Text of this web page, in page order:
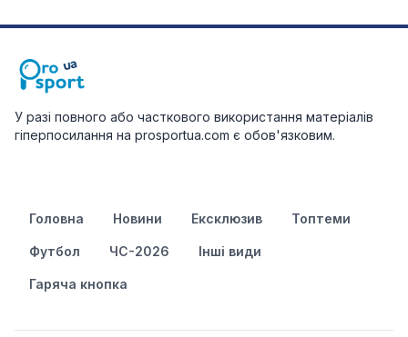
У разі повного або часткового використання матеріалів
гіперпосилання на prosportua.com є обов'язковим.
Головна Новини Ексклюзив Топтеми
Футбол ЧС-2026 Інші види
Гаряча кнопка